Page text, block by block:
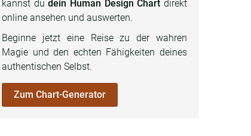
kannst dudein Human Design Chart direkt
online ansehen und auswerten.
Beginne jetzt eine Reise zu der wahren
Magie und den echten Fähigkeiten deines
authentischen Selbst.
Zum Chart-Generator